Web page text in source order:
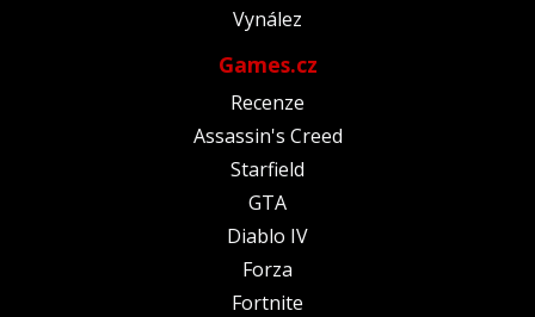
Vynález
Games.cz
Recenze
Assassin's Creed
Starfield
GTA
Diablo IV
Forza
Fortnite